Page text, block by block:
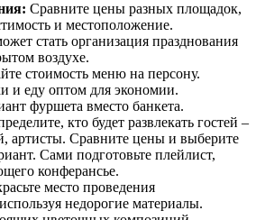
Сравните цены разных площадок,
и местоположение.
стать организация празднования
воздухе.
стоимость меню на персону.
и еду оптом для экономии.
фуршета вместо банкета.
кто будет развлекать гостей –
артисты. Сравните цены и выберите
Сами подготовьте плейлист,
конферансье.
место проведения
недорогие материалы.